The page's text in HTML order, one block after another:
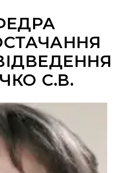
С.В.